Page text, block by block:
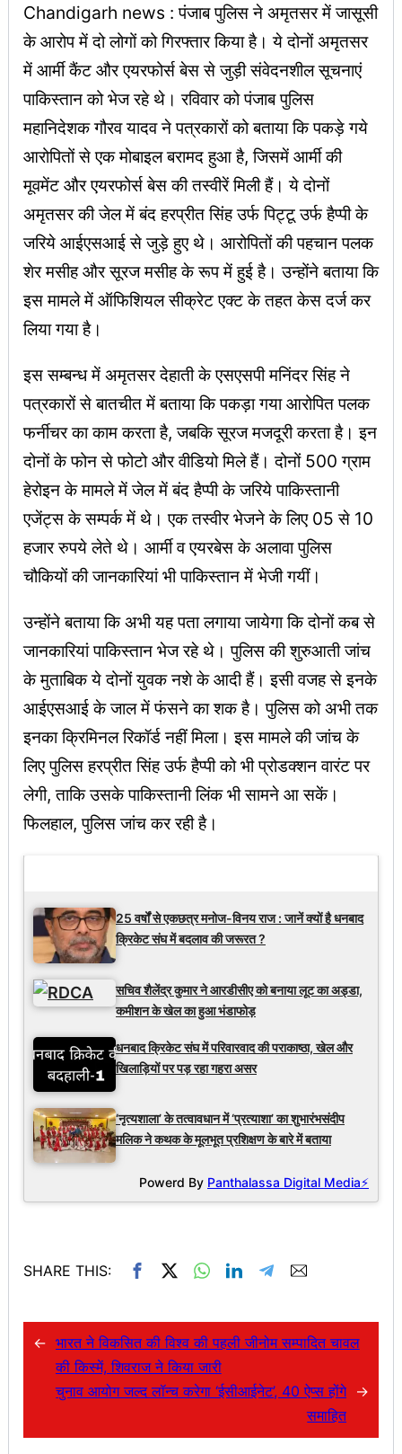
Chandigarh news : पंजाब पुलिस ने अमृतसर में जासूसी
के आरोप में दो लोगों को गिरफ्तार किया है। ये दोनों अमृतसर
में आर्मी कैंट और एयरफोर्स बेस से जुड़ी संवेदनशील सूचनाएं
पाकिस्तान को भेज रहे थे। रविवार को पंजाब पुलिस
महानिदेशक गौरव यादव ने पत्रकारों को बताया कि पकड़े गये
आरोपितों से एक मोबाइल बरामद हुआ है, जिसमें आर्मी की
मूवमेंट और एयरफोर्स बेस की तस्वीरें मिली हैं। ये दोनों
अमृतसर की जेल में बंद हरप्रीत सिंह उर्फ पिट्टू उर्फ हैप्पी के
जरिये आईएसआई से जुड़े हुए थे। आरोपितों की पहचान पलक
शेर मसीह और सूरज मसीह के रूप में हुई है। उन्होंने बताया कि
इस मामले में ऑफिशियल सीक्रेट एक्ट के तहत केस दर्ज कर
लिया गया है।
इस सम्बन्ध में अमृतसर देहाती के एसएसपी मनिंदर सिंह ने
पत्रकारों से बातचीत में बताया कि पकड़ा गया आरोपित पलक
फर्नीचर का काम करता है, जबकि सूरज मजदूरी करता है। इन
दोनों के फोन से फोटो और वीडियो मिले हैं। दोनों 500 ग्राम
हेरोइन के मामले में जेल में बंद हैप्पी के जरिये पाकिस्तानी
एजेंट्स के सम्पर्क में थे। एक तस्वीर भेजने के लिए 05 से 10
हजार रुपये लेते थे। आर्मी व एयरबेस के अलावा पुलिस
चौकियों की जानकारियां भी पाकिस्तान में भेजी गयीं।
उन्होंने बताया कि अभी यह पता लगाया जायेगा कि दोनों कब से
जानकारियां पाकिस्तान भेज रहे थे। पुलिस की शुरुआती जांच
के मुताबिक ये दोनों युवक नशे के आदी हैं। इसी वजह से इनके
आईएसआई के जाल में फंसने का शक है। पुलिस को अभी तक
इनका क्रिमिनल रिकॉर्ड नहीं मिला। इस मामले की जांच के
लिए पुलिस हरप्रीत सिंह उर्फ हैप्पी को भी प्रोडक्शन वारंट पर
लेगी, ताकि उसके पाकिस्तानी लिंक भी सामने आ सकें।
फिलहाल, पुलिस जांच कर रही है।
25 वर्षों से एकछत्र मनोज-विनय राज : जानें क्यों है धनबाद
क्रिकेट संघ में बदलाव की जरूरत ?
सचिव शैलेंद्र कुमार ने आरडीसीए को बनाया लूट का अड्डा,
कमीशन के खेल का हुआ भंडाफोड़
धनबाद क्रिकेट संघ में परिवारवाद की पराकाष्ठा, खेल और
खिलाड़ियों पर पड़ रहा गहरा असर
‘नृत्यशाला’ के तत्वावधान में ‘प्रत्याशा’ का शुभारंभसंदीप
मलिक ने कथक के मूलभूत प्रशिक्षण के बारे में बताया
Powerd By Panthalassa Digital Media⚡
SHARE THIS:
← भारत ने विकसित की विश्व की पहली जीनोम सम्पादित चावल
की किस्में, शिवराज ने किया जारी
चुनाव आयोग जल्द लॉन्च करेगा ‘ईसीआईनेट’, 40 ऐप्स होंगे
समाहित
→